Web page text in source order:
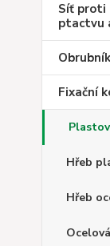
Síť proti
ptactvu
Fixační
Hřeb
Hřeb